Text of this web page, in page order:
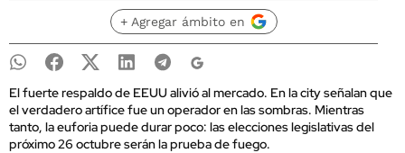
+ Agregar ámbito en
El fuerte respaldo de EEUU alivió al mercado. En la city señalan que
el verdadero artífice fue un operador en las sombras. Mientras
tanto, la euforia puede durar poco: las elecciones legislativas del
próximo 26 octubre serán la prueba de fuego.